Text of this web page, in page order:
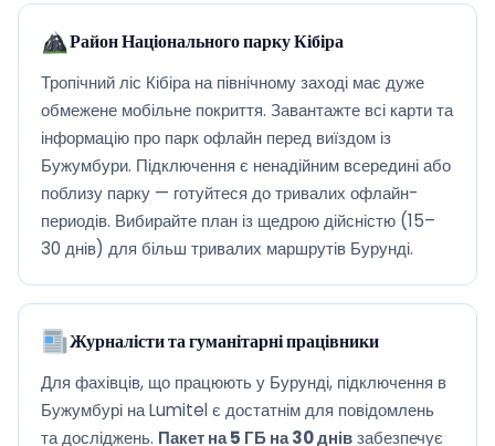
Район Національного парку Кібіра
Тропічний ліс Кібіра на північному заході має дуже
обмежене мобільне покриття. Завантажте всі карти та
інформацію про парк офлайн перед виїздом із
Бужумбури. Підключення є ненадійним всередині або
поблизу парку — готуйтеся до тривалих офлайн-
периодів. Вибирайте план із щедрою дійсністю (15–
30 днів) для більш тривалих маршрутів Бурунді.
Журналісти та гуманітарні працівники
Для фахівців, що працюють у Бурунді, підключення в
Бужумбурі на Lumitel є достатнім для повідомлень
та досліджень. Пакет на 5 ГБ на 30 днівзабезпечує